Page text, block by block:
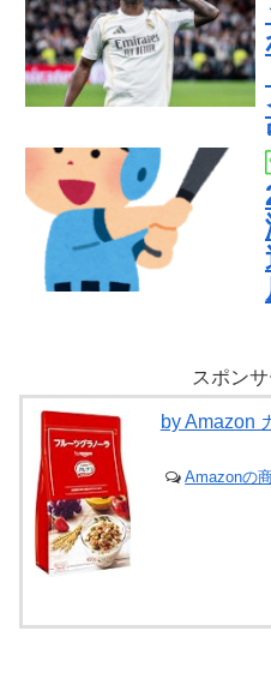
スポン
by Amazon
Amazonの